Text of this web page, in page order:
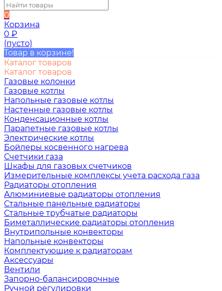
0
Корзина
0 ₽
(пусто)
Товар в корзине!
Каталог товаров
Каталог товаров
Газовые колонки
Газовые котлы
Напольные газовые котлы
Настенные газовые котлы
Конденсационные котлы
Парапетные газовые котлы
Электрические котлы
Бойлеры косвенного нагрева
Счетчики газа
Шкафы для газовых счетчиков
Измерительные комплексы учета расхода газа
Радиаторы отопления
Алюминиевые радиаторы отопления
Стальные панельные радиаторы
Стальные трубчатые радиаторы
Биметаллические радиаторы отопления
Внутрипольные конвекторы
Напольные конвекторы
Комплектующие к радиаторам
Аксессуары
Вентили
Запорно-балансировочные
Ручной регулировки